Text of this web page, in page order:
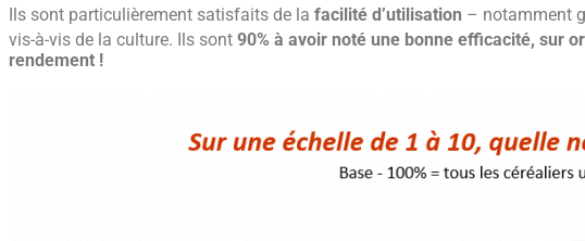
Ils sont particulièrement satisfaits de la facilité d’utilisation – notamment
vis-à-vis de la culture. Ils sont 90% à avoir noté une bonne efficacité, sur
rendement !